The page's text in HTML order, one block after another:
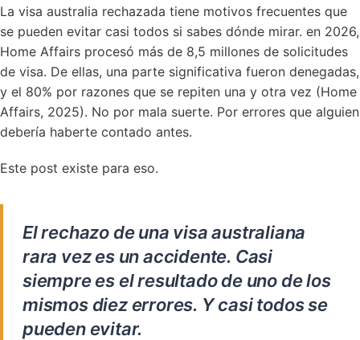
La visa australia rechazada tiene motivos frecuentes que
se pueden evitar casi todos si sabes dónde mirar. en 2026,
Home Affairs procesó más de 8,5 millones de solicitudes
de visa. De ellas, una parte significativa fueron denegadas,
y el 80% por razones que se repiten una y otra vez (Home
Affairs, 2025). No por mala suerte. Por errores que alguien
debería haberte contado antes.
Este post existe para eso.
El rechazo de una visa australiana
rara vez es un accidente. Casi
siempre es el resultado de uno de los
mismos diez errores. Y casi todos se
pueden evitar.